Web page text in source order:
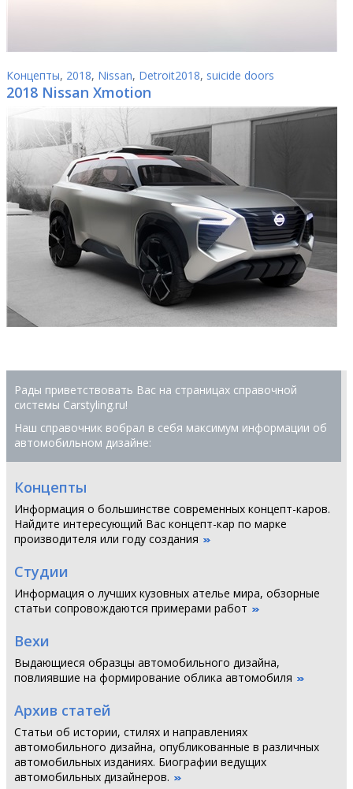
Концепты, 2018, Nissan, Detroit2018, suicide doors
2018 Nissan Xmotion
Рады приветствовать Вас на страницах справочной
системы Сarstyling.ru!
Наш справочник вобрал в себя максимум информации об
автомобильном дизайне:
Концепты
Информация о большинстве современных концепт-каров.
Найдите интересующий Вас концепт-кар по марке
производителя или году создания
Студии
Информация о лучших кузовных ателье мира, обзорные
статьи сопровождаются примерами работ
Вехи
Выдающиеся образцы автомобильного дизайна,
повлиявшие на формирование облика автомобиля
Архив статей
Статьи об истории, стилях и направлениях
автомобильного дизайна, опубликованные в различных
автомобильных изданиях. Биографии ведущих
автомобильных дизайнеров.